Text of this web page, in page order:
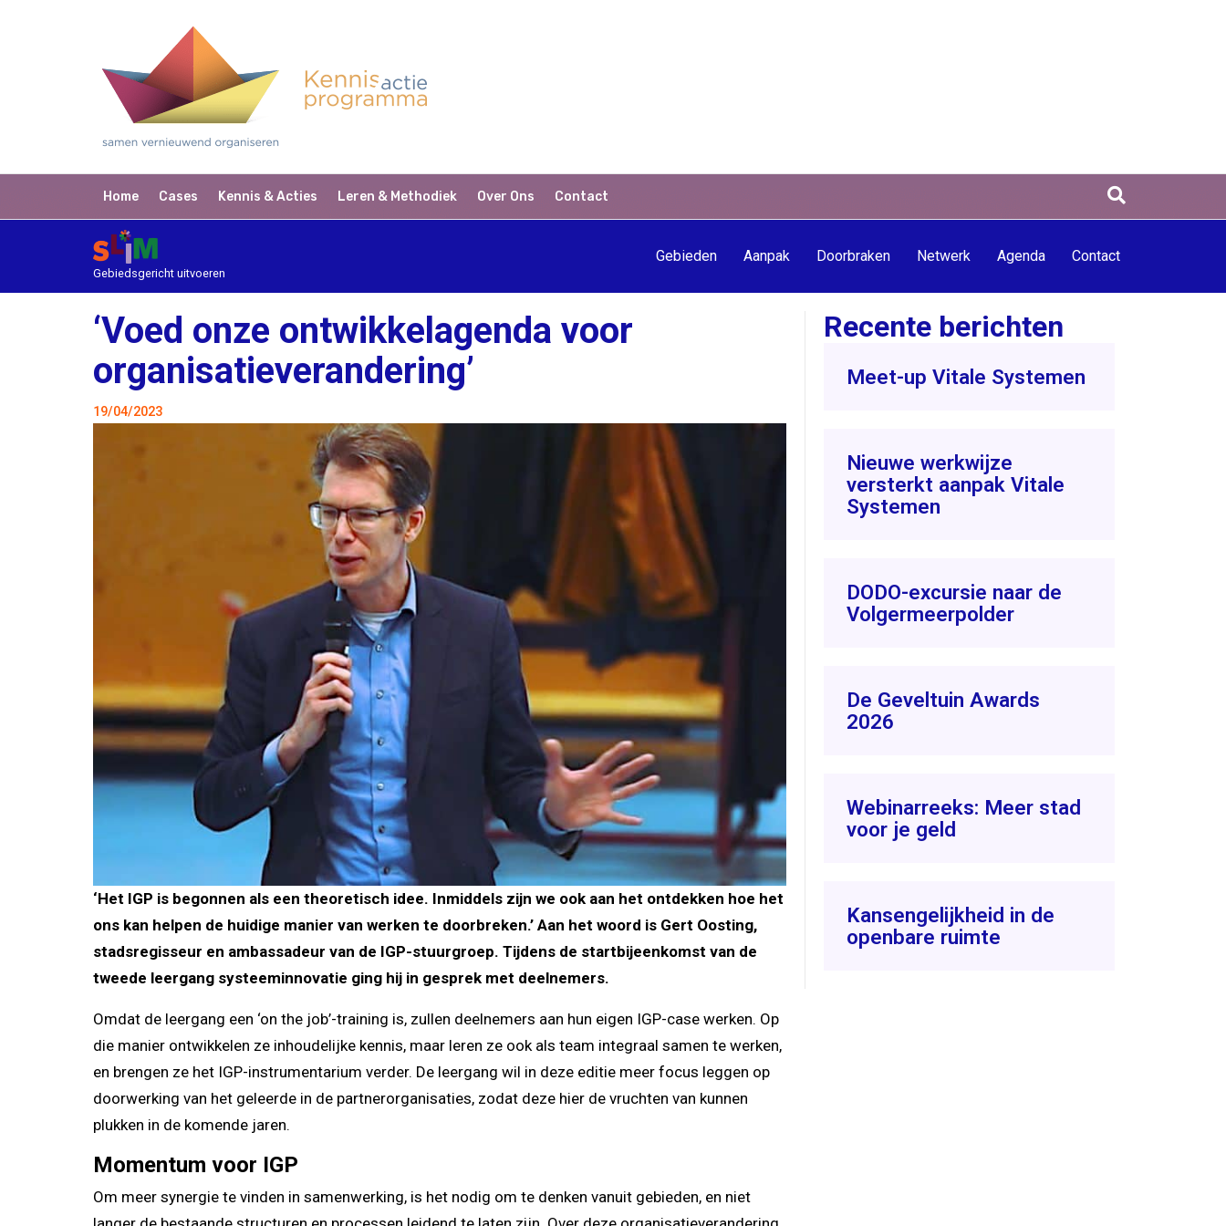
Home Cases Kennis & Acties Leren & Methodiek Over Ons Contact
Gebiedsgericht uitvoeren
Gebieden Aanpak Doorbraken Netwerk Agenda Contact
‘Voed onze ontwikkelagenda voor
organisatieverandering’
19/04/2023
‘Het IGP is begonnen als een theoretisch idee. Inmiddels zijn we ook aan het ontdekken hoe het
ons kan helpen de huidige manier van werken te doorbreken.’ Aan het woord is Gert Oosting,
stadsregisseur en ambassadeur van de IGP-stuurgroep. Tijdens de startbijeenkomst van de
tweede leergang systeeminnovatie ging hij in gesprek met deelnemers.
Omdat de leergang een ‘on the job’-training is, zullen deelnemers aan hun eigen IGP-case werken. Op
die manier ontwikkelen ze inhoudelijke kennis, maar leren ze ook als team integraal samen te werken,
en brengen ze het IGP-instrumentarium verder. De leergang wil in deze editie meer focus leggen op
doorwerking van het geleerde in de partnerorganisaties, zodat deze hier de vruchten van kunnen
plukken in de komende jaren.
Momentum voor IGP
Om meer synergie te vinden in samenwerking, is het nodig om te denken vanuit gebieden, en niet
Recente berichten
Meet-up Vitale Systemen
Nieuwe werkwijze
versterkt aanpak Vitale
Systemen
DODO-excursie naar de
Volgermeerpolder
De Geveltuin Awards
2026
Webinarreeks: Meer stad
voor je geld
Kansengelijkheid in de
openbare ruimte